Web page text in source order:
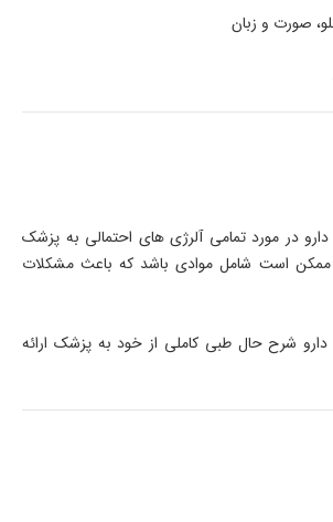
صورت و زبان
دارو در مورد تمامی آلرژی های احتمالی به پزشک
ممکن است شامل موادی باشد که باعث مشکلات
دارو شرح حال طبی کاملی از خود به پزشک ارائه